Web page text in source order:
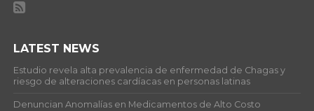
LATEST NEWS
Estudio revela alta prevalencia de enfermedad de Chagas y
riesgo de alteraciones cardíacas en personas latinas
Denuncian Anomalías en Medicamentos de Alto Costo